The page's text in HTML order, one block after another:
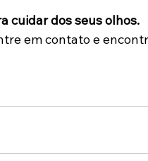
cuidar dos seus olhos.
em contato e